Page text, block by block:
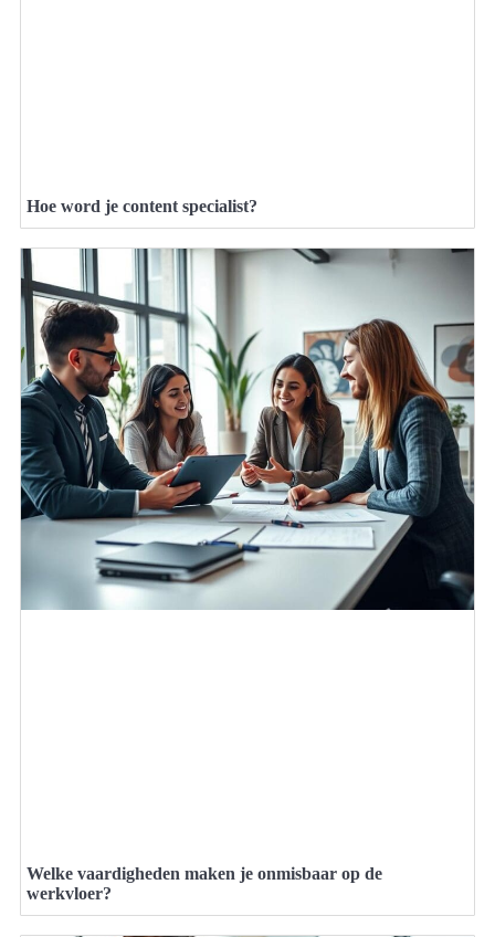
Hoe word je content specialist?
Welke vaardigheden maken je onmisbaar op de
werkvloer?